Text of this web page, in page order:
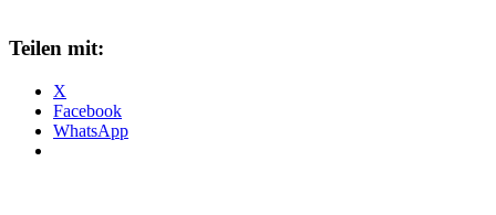
Teilen mit:
X
Facebook
WhatsApp